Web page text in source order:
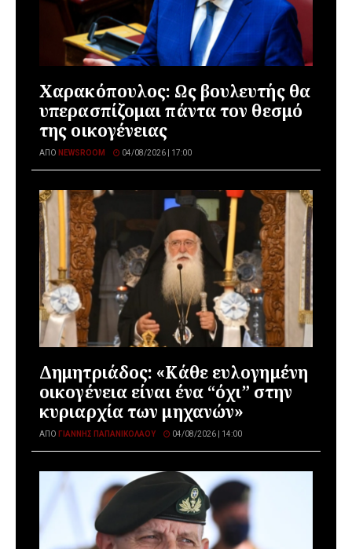
Χαρακόπουλος: Ως βουλευτής θα
υπερασπίζομαι πάντα τον θεσμό
της οικογένειας
ΑΠΌ NEWSROOM 04/08/2026 | 17:00
Δημητριάδος: «Κάθε ευλογημένη
οικογένεια είναι ένα “όχι” στην
κυριαρχία των μηχανών»
ΑΠΌ ΓΙΆΝΝΗΣ ΠΑΠΑΝΙΚΟΛΆΟΥ 04/08/2026 | 14:00